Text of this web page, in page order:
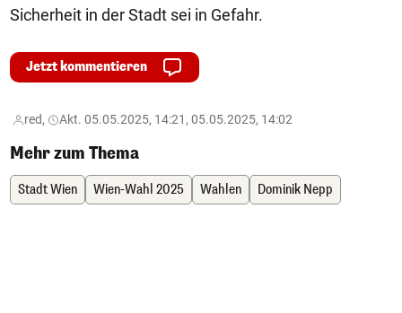
Sicherheit in der Stadt sei in Gefahr.
Jetzt kommentieren
red, Akt. 05.05.2025, 14:21, 05.05.2025, 14:02
Mehr zum Thema
Stadt Wien Wien-Wahl 2025 Wahlen Dominik Nepp